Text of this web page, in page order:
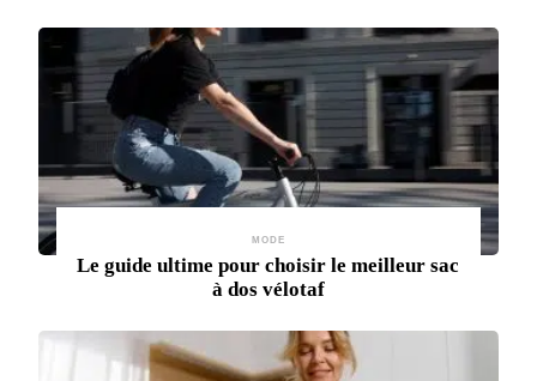
MODE
Le guide ultime pour choisir le meilleur sac
à dos vélotaf